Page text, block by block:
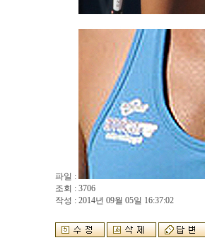
파일 :
조회 : 3706
작성 : 2014년 09월 05일 16:37:02